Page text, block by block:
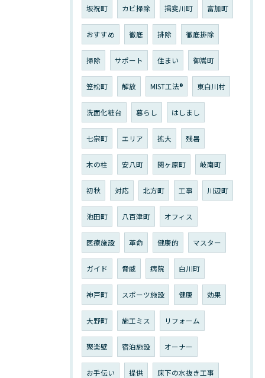
坂祝町 カビ掃除 揖斐川町 富加町
おすすめ 徹底 排除 徹底排除
掃除 サポート 住まい 御嵩町
笠松町 解放 MIST工法®︎ 東白川村
洗面化粧台 暮らし はしまし
七宗町 エリア 拡大 残暑
木の柱 安八町 関ヶ原町 岐南町
初秋 対応 北方町 工事 川辺町
池田町 八百津町 オフィス
医療施設 革命 健康的 マスター
ガイド 脅威 病院 白川町
神戸町 スポーツ施設 健康 効果
大野町 施工ミス リフォーム
聚楽壁 宿泊施設 オーナー
お手伝い 提供 床下の水抜き工事